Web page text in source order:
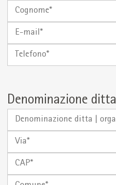
Cognome
Telefono
Denominazione ditta
Denominazione
Via
CAP
Comune